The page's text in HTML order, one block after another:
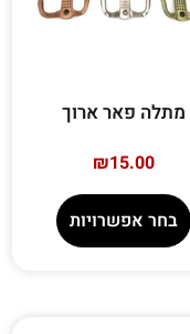
מתלה פאר ארוך
₪15.00
בחר אפשרויות